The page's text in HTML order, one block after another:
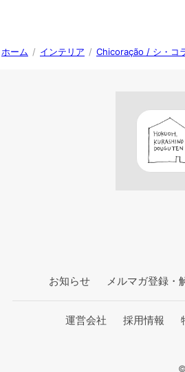
ホーム / インテリア / Chicoração / シ・コ
お知らせ メルマガ登録・
運営会社 採用情報